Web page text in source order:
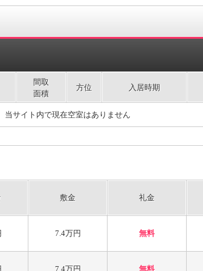
間取
面積
方位 入居時期
当サイト内で現在空室はありません
敷金 礼金
7.4万円 無料
7.4万円 無料